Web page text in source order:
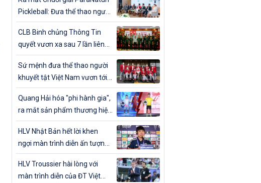
Pickleball: Đưa thể thao người
khuyết tật lên tầm cao mới
CLB Binh chủng Thông Tin
quyết vươn xa sau 7 lần liên
tiếp vô địch Giải bóng chuyền
Cúp Quân đội mở rộng 2024
Sứ mệnh đưa thể thao người
khuyết tật Việt Nam vươn tới
đỉnh cao
Quang Hải hóa "phi hành gia",
ra mắt sản phẩm thương hiệu
cá nhân trong ngày sinh nhật
HLV Nhật Bản hết lời khen
ngợi màn trình diễn ấn tượng
của ĐT Việt Nam
HLV Troussier hài lòng với
màn trình diễn của ĐT Việt